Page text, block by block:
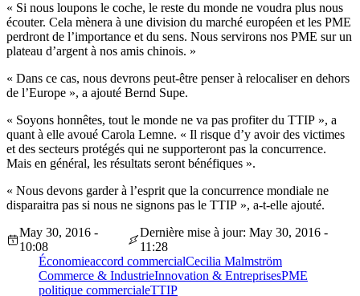
« Si nous loupons le coche, le reste du monde ne voudra plus nous
écouter. Cela mènera à une division du marché européen et les PME
perdront de l’importance et du sens. Nous servirons nos PME sur un
plateau d’argent à nos amis chinois. »
« Dans ce cas, nous devrons peut-être penser à relocaliser en dehors
de l’Europe », a ajouté Bernd Supe.
« Soyons honnêtes, tout le monde ne va pas profiter du TTIP », a
quant à elle avoué Carola Lemne. « Il risque d’y avoir des victimes
et des secteurs protégés qui ne supporteront pas la concurrence.
Mais en général, les résultats seront bénéfiques ».
« Nous devons garder à l’esprit que la concurrence mondiale ne
disparaitra pas si nous ne signons pas le TTIP », a-t-elle ajouté.
May 30, 2016 -
10:08
Dernière mise à jour: May 30, 2016 -
11:28
Économieaccord commercialCecilia Malmström
Commerce & IndustrieInnovation & EntreprisesPME
politique commercialeTTIP